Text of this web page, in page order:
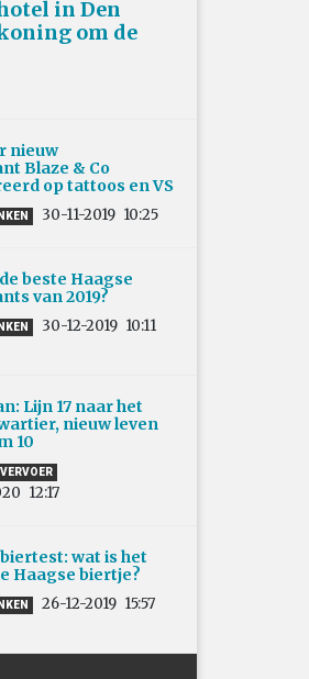
in Den
om de
nieuw
Blaze & Co
op tattoos en VS
30-11-2019 10:25
beste Haagse
van 2019?
30-12-2019 10:11
Lijn 17 naar het
nieuw leven
10
12:17
wat is het
Haagse biertje?
26-12-2019 15:57